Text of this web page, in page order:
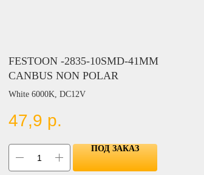
FESTOON -2835-10SMD-41MM
CANBUS NON POLAR
White 6000K, DC12V
47,9 р.
ПОД ЗАКАЗ